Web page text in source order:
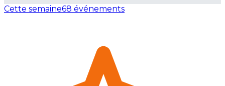
Cette semaine68 événements